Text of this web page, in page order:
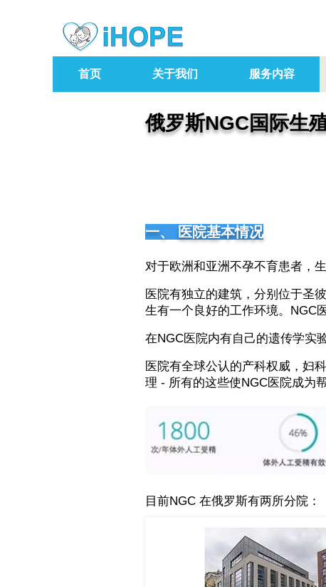
首页 关于我们 服务内容
俄罗斯NGC国际生
一、 医院基本情况
对于欧洲和亚洲不孕不育患者，
医院有独立的建筑，分别位于圣
生有一个良好的工作环境。NGC
在NGC医院内有自己的遗传学实
医院有全球公认的产科权威，妇
理 - 所有的这些使NGC医院成为
目前NGC 在俄罗斯有两所分院：